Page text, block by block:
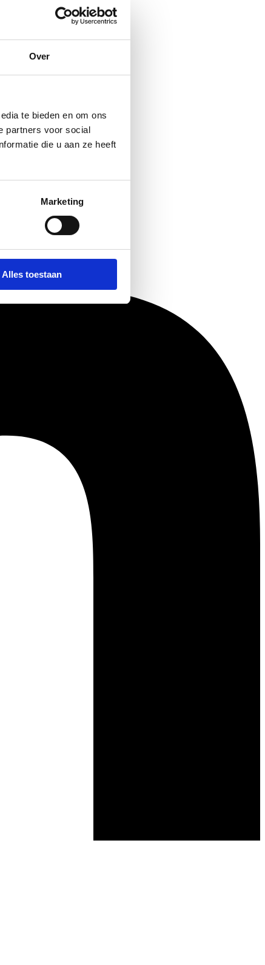
Over
te bieden en om ons
partners voor social
die u aan ze heeft
Marketing
Alles toestaan